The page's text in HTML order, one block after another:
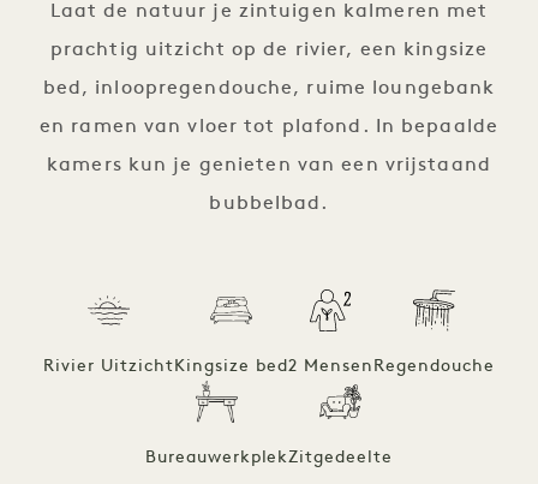
Laat de natuur je zintuigen kalmeren met
prachtig uitzicht op de rivier, een kingsize
bed, inloopregendouche, ruime loungebank
en ramen van vloer tot plafond. In bepaalde
kamers kun je genieten van een vrijstaand
bubbelbad.
Rivier Uitzicht Kingsize bed 2 Mensen Regendouche
BureauwerkplekZitgedeelte